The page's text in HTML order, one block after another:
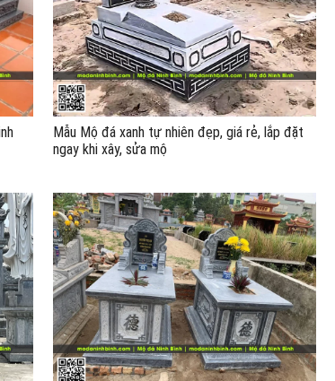
Mẫu Mộ đá xanh tự nhiên đẹp, giá rẻ, lắp đặt
ngay khi xây, sửa mộ